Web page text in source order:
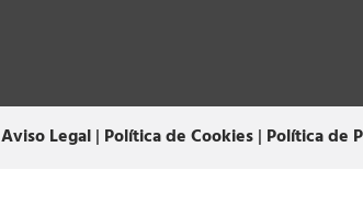
Aviso Legal| Política de Cookies| Política de